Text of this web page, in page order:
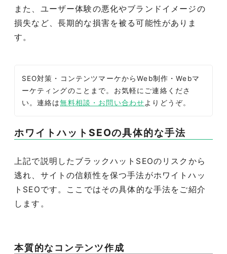
また、ユーザー体験の悪化やブランドイメージの
損失など、長期的な損害を被る可能性がありま
す。
SEO対策・コンテンツマーケからWeb制作・Webマ
ーケティングのことまで。お気軽にご連絡くださ
い。連絡は無料相談・お問い合わせよりどうぞ。
ホワイトハットSEOの具体的な手法
上記で説明したブラックハットSEOのリスクから
逃れ、サイトの信頼性を保つ手法がホワイトハッ
トSEOです。ここではその具体的な手法をご紹介
します。
本質的なコンテンツ作成